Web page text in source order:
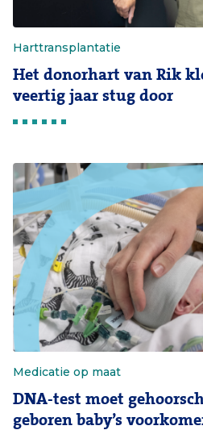
Harttransplantatie
Het donorhart van Rik
veertig jaar stug door
Medicatie op maat
DNA-test moet
geboren baby’s